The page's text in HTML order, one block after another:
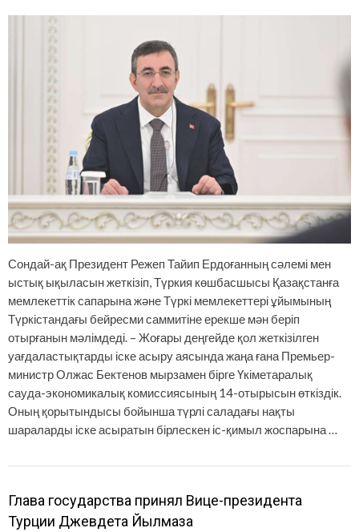
Сондай-ақ Президент Режеп Тайип Ердоғанның сәлемі мен
ыстық ықыласын жеткізіп, Түркия көшбасшысы Қазақстанға
мемлекеттік сапарына және Түркі мемлекеттері ұйымының
Түркістандағы бейресми саммитіне ерекше мән беріп
отырғанын мәлімдеді. – Жоғары деңгейде қол жеткізілген
уағдаластықтарды іске асыру аясында жаңа ғана Премьер-
министр Олжас Бектенов мырзамен бірге Үкіметаралық
сауда-экономикалық комиссиясының 14-отырысын өткіздік.
Оның қорытындысы бойынша түрлі саладағы нақты
шараларды іске асыратын бірлескен іс-қимыл жоспарына …
Глава государства принял Вице-президента
Турции Джевдета Йылмаза